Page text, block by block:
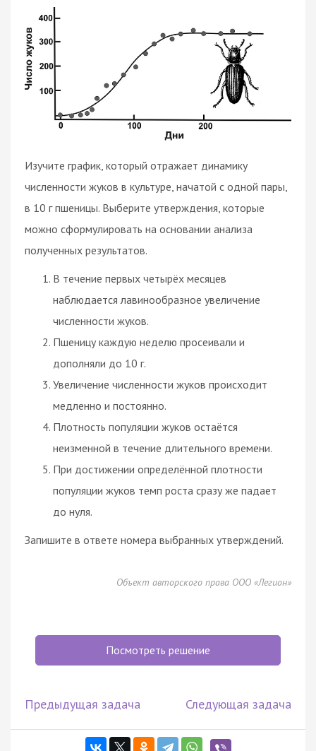
Изучите график, который отражает динамику
численности жуков в культуре, начатой с одной пары,
в 10 г пшеницы. Выберите утверждения, которые
можно сформулировать на основании анализа
полученных результатов.
В течение первых четырёх месяцев
наблюдается лавинообразное увеличение
численности жуков.
Пшеницу каждую неделю просеивали и
дополняли до 10 г.
Увеличение численности жуков происходит
медленно и постоянно.
Плотность популяции жуков остаётся
неизменной в течение длительного времени.
При достижении определённой плотности
популяции жуков темп роста сразу же падает
до нуля.
Запишите в ответе номера выбранных утверждений.
Объект авторского права ООО «Легион»
Посмотреть решение
Предыдущая задача Следующая задача